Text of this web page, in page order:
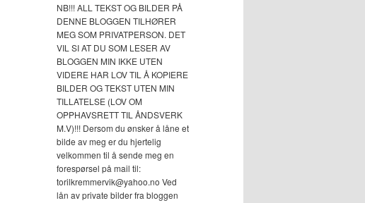
NB!!! ALL TEKST OG BILDER PÅ
DENNE BLOGGEN TILHØRER
MEG SOM PRIVATPERSON. DET
VIL SI AT DU SOM LESER AV
BLOGGEN MIN IKKE UTEN
VIDERE HAR LOV TIL Å KOPIERE
BILDER OG TEKST UTEN MIN
TILLATELSE (LOV OM
OPPHAVSRETT TIL ÅNDSVERK
M.V)!!! Dersom du ønsker å låne et
bilde av meg er du hjertelig
velkommen til å sende meg en
forespørsel på mail til:
torilkremmervik@yahoo.no Ved
lån av private bilder fra bloggen